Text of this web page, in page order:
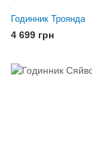
Годинник Троянда
4 699 грн